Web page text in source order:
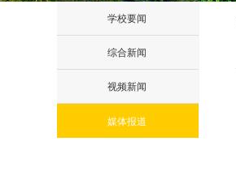
学校要闻
综合新闻
视频新闻
媒体报道